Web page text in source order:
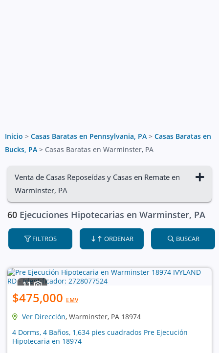
Inicio > Casas Baratas en Pennsylvania, PA > Casas Baratas en
Bucks, PA > Casas Baratas en Warminster, PA
Venta de Casas Reposeídas y Casas en Remate en
Warminster, PA
60 Ejecuciones Hipotecarias en Warminster, PA
FILTROS ORDENAR BUSCAR
11
$475,000 EMV
Ver Dirección, Warminster, PA 18974
4 Dorms, 4 Baños, 1,634 pies cuadrados Pre Ejecución
Hipotecaria en 18974